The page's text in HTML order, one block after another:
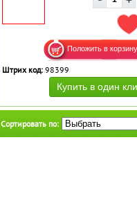
Штрих код: 98399
Сортировать по: